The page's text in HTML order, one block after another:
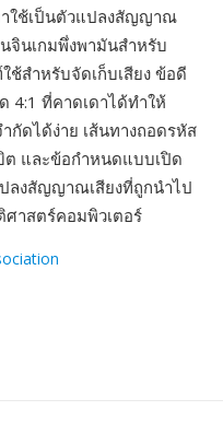
าใช้เป็นตัวแปลงสัญญาณ
นจินเกมพึ่งพามันสำหรับ
ช้สำหรับจัดเก็บเสียง ข้อดี
4:1 ที่คาดเดาได้ทำให้
ดได้ง่าย เส้นทางถอดรหัส
ต และข้อกำหนดแบบเปิด
ปลงสัญญาณเสียงที่ถูกนำไป
ศาสตร์คอมพิวเตอร์